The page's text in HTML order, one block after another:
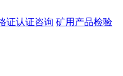
证认证咨询 矿用产品检验